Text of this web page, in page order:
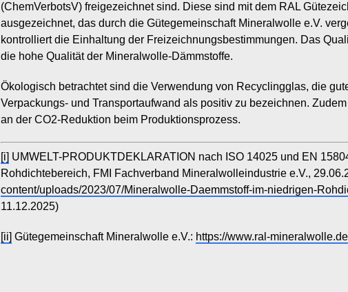
(ChemVerbotsV) freigezeichnet sind. Diese sind mit dem RAL
ausgezeichnet, das durch die Gütegemeinschaft Mineralwolle e.V.
kontrolliert die Einhaltung der Freizeichnungsbestimmungen. Das
die hohe Qualität der Mineralwolle-Dämmstoffe.
Ökologisch betrachtet sind die Verwendung von Recyclingglas, die
Verpackungs- und Transportaufwand als positiv zu bezeichnen.
an der CO2-Reduktion beim Produktionsprozess.
[i] UMWELT-PRODUKTDEKLARATION nach ISO 14025 und EN
Rohdichtebereich, FMI Fachverband Mineralwolleindustrie e.V.,
content/uploads/2023/07/Mineralwolle-Daemmstoff-im-niedrigen-
11.12.2025)
[ii] Gütegemeinschaft Mineralwolle e.V.: https://www.ral-mineralwolle.de